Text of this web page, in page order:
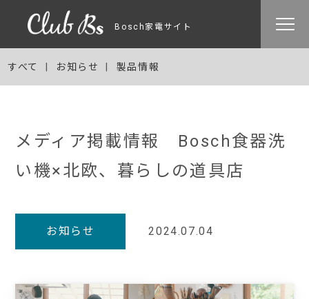
Bosch家電サイト
すべて お知らせ 製品情報
メディア掲載情報 Bosch食器洗
い機×北欧、暮らしの道具店
お知らせ 2024.07.04